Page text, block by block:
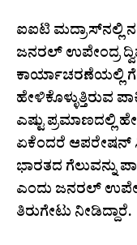
ಐಐಟಿ ಮದ್ರಾಸ್‌ನಲ್ಲಿ
ಜನರಲ್‌ ಉಪೇಂದ್ರ
ಕಾರ್ಯಾಚರಣೆಯಲ್ಲಿ
ಹೇಳಿಕೊಳ್ಳುತ್ತಿರುವ
ಎಷ್ಟು ಪ್ರಮಾಣದಲ್ಲಿ
ಏಕೆಂದರೆ ಆಪರೇಷನ್‌
ಭಾರತದ ಗೆಲುವನ್ನು
ಎಂದು ಜನರಲ್‌
ತಿರುಗೇಟು ನೀಡಿದ್ದಾರೆ.